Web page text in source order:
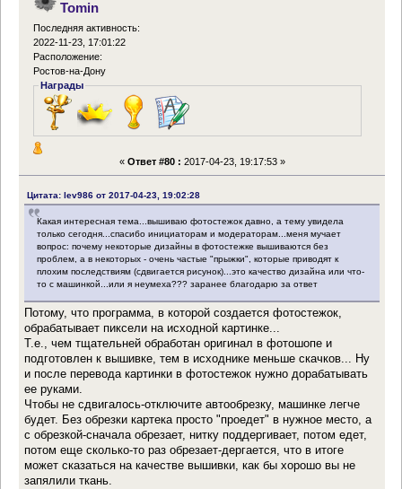
Tomin
Последняя активность:
2022-11-23, 17:01:22
Расположение:
Ростов-на-Дону
Награды
« Ответ #80 : 2017-04-23, 19:17:53 »
Цитата: lev986 от 2017-04-23, 19:02:28
Какая интересная тема...вышиваю фотостежок давно, а тему увидела
только сегодня...спасибо инициаторам и модераторам...меня мучает
вопрос: почему некоторые дизайны в фотостежке вышиваются без
проблем, а в некоторых - очень частые "прыжки", которые приводят к
плохим последствиям (сдвигается рисунок)...это качество дизайна или что-
то с машинкой...или я неумеха??? заранее благодарю за ответ
Потому, что программа, в которой создается фотостежок,
обрабатывает пиксели на исходной картинке...
Т.е., чем тщательней обработан оригинал в фотошопе и
подготовлен к вышивке, тем в исходнике меньше скачков... Ну
и после перевода картинки в фотостежок нужно дорабатывать
ее руками.
Чтобы не сдвигалось-отключите автообрезку, машинке легче
будет. Без обрезки картека просто "проедет" в нужное место, а
с обрезкой-сначала обрезает, нитку поддергивает, потом едет,
потом еще сколько-то раз обрезает-дергается, что в итоге
может сказаться на качестве вышивки, как бы хорошо вы не
запялили ткань.